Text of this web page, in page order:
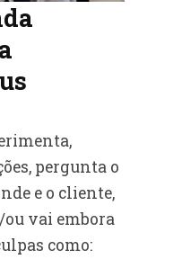
pergunta o
e o cliente,
ou vai embora
como: